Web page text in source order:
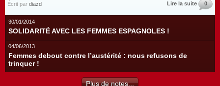
Écrit par diazd Lire la suite 0
30/01/2014
SOLIDARITÉ AVEC LES FEMMES ESPAGNOLES !
04/06/2013
Femmes debout contre l’austérité : nous refusons de
trinquer !
Plus de notes...